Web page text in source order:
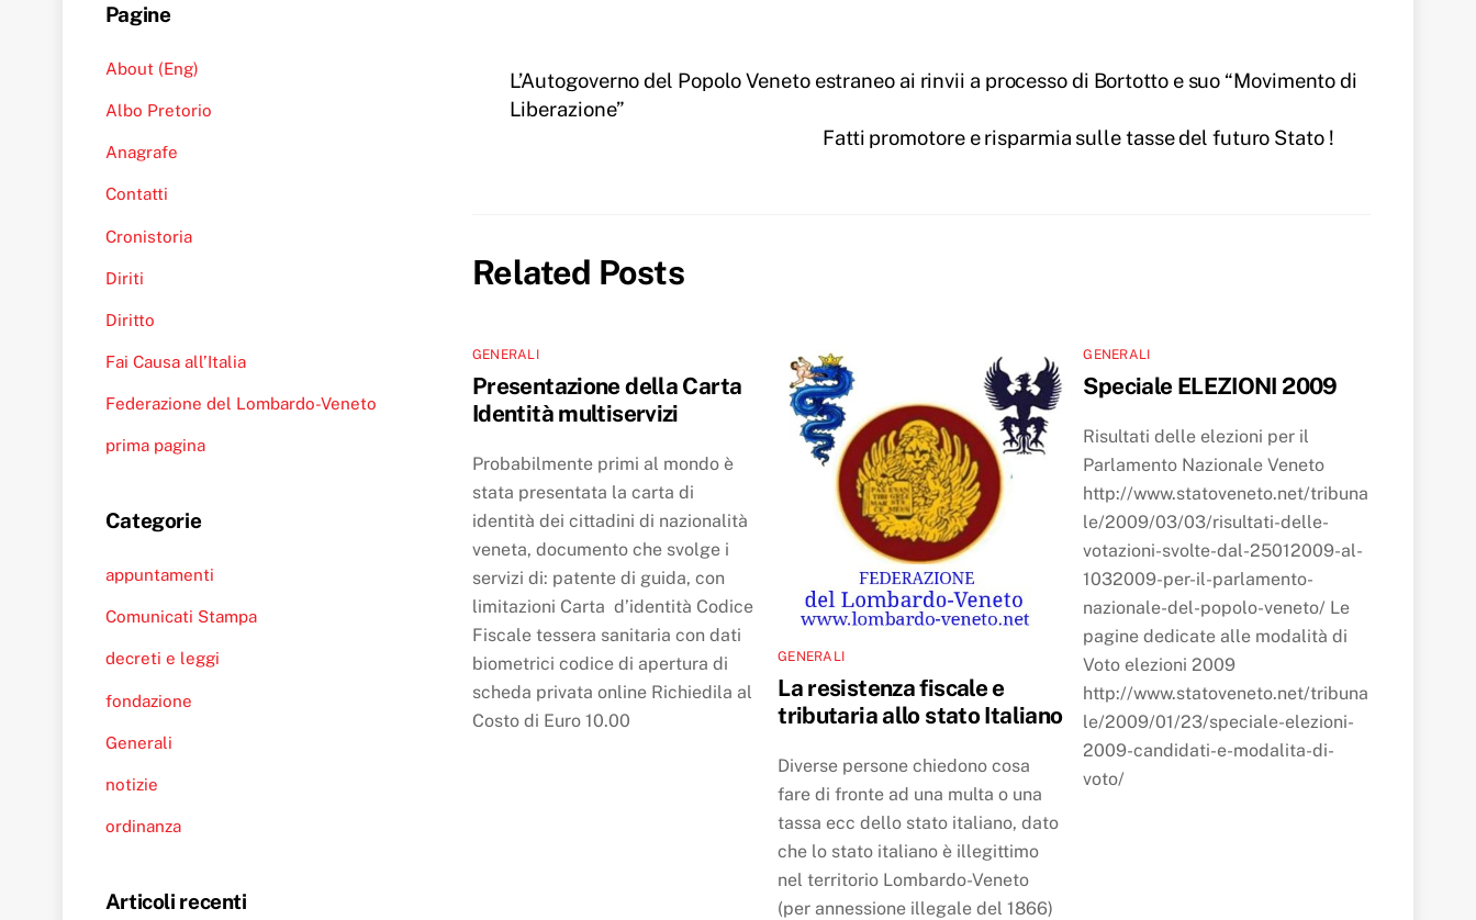
L’Autogoverno del Popolo Veneto estraneo ai rinvii a processo di Bortotto e suo “Movimento di
Liberazione”
Fatti promotore e risparmia sulle tasse del futuro Stato !
Related Posts
GENERALI
Presentazione della Carta
Identità multiservizi
Probabilmente primi al mondo è
stata presentata la carta di
identità dei cittadini di nazionalità
veneta, documento che svolge i
servizi di: patente di guida, con
limitazioni Carta d’identità Codice
Fiscale tessera sanitaria con dati
biometrici codice di apertura di
scheda privata online Richiedila al
Costo di Euro 10.00
GENERALI
La resistenza fiscale e
tributaria allo stato Italiano
Diverse persone chiedono cosa
fare di fronte ad una multa o una
tassa ecc dello stato italiano, dato
che lo stato italiano è illegittimo
nel territorio Lombardo-Veneto
(per annessione illegale del 1866)
GENERALI
Speciale ELEZIONI 2009
Risultati delle elezioni per il
Parlamento Nazionale Veneto
http://www.statoveneto.net/tribuna
le/2009/03/03/risultati-delle-
votazioni-svolte-dal-25012009-al-
1032009-per-il-parlamento-
nazionale-del-popolo-veneto/ Le
pagine dedicate alle modalità di
Voto elezioni 2009
http://www.statoveneto.net/tribuna
le/2009/01/23/speciale-elezioni-
2009-candidati-e-modalita-di-
voto/
Pagine
About (Eng)
Albo Pretorio
Anagrafe
Contatti
Cronistoria
Diriti
Diritto
Fai Causa all’Italia
Federazione del Lombardo-Veneto
prima pagina
Categorie
appuntamenti
Comunicati Stampa
decreti e leggi
fondazione
Generali
notizie
ordinanza
Articoli recenti